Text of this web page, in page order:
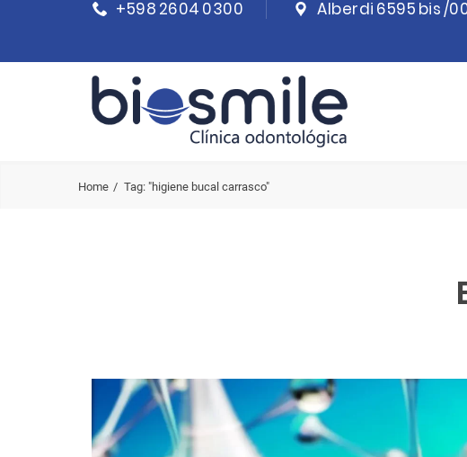
+598 2604 0300 Alberdi 6595 bis /
Home Tag: "higiene bucal carrasco"